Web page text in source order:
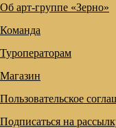
Об арт-группе «Зерно»
Команда
Туроператорам
Магазин
Пользовательское
Подписаться на